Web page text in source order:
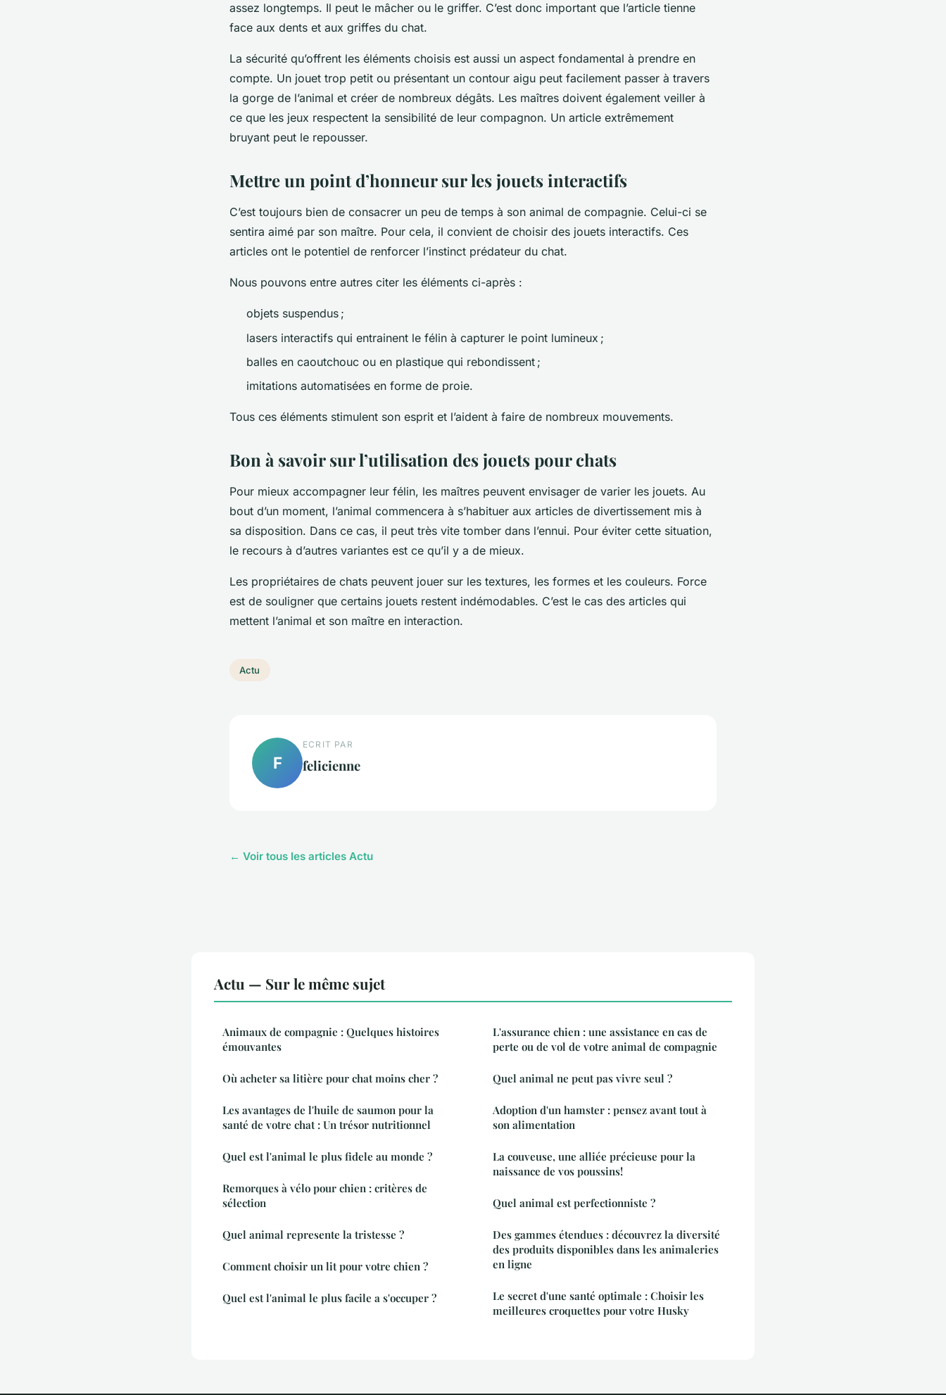
assez longtemps. Il peut le mâcher ou le griffer. C’est donc important que l’article tienne
face aux dents et aux griffes du chat.
La sécurité qu’offrent les éléments choisis est aussi un aspect fondamental à prendre en
compte. Un jouet trop petit ou présentant un contour aigu peut facilement passer à travers
la gorge de l’animal et créer de nombreux dégâts. Les maîtres doivent également veiller à
ce que les jeux respectent la sensibilité de leur compagnon. Un article extrêmement
bruyant peut le repousser.
Mettre un point d’honneur sur les jouets interactifs
C’est toujours bien de consacrer un peu de temps à son animal de compagnie. Celui-ci se
sentira aimé par son maître. Pour cela, il convient de choisir des jouets interactifs. Ces
articles ont le potentiel de renforcer l’instinct prédateur du chat.
Nous pouvons entre autres citer les éléments ci-après :
objets suspendus ;
lasers interactifs qui entrainent le félin à capturer le point lumineux ;
balles en caoutchouc ou en plastique qui rebondissent ;
imitations automatisées en forme de proie.
Tous ces éléments stimulent son esprit et l’aident à faire de nombreux mouvements.
Bon à savoir sur l’utilisation des jouets pour chats
Pour mieux accompagner leur félin, les maîtres peuvent envisager de varier les jouets. Au
bout d’un moment, l’animal commencera à s’habituer aux articles de divertissement mis à
sa disposition. Dans ce cas, il peut très vite tomber dans l’ennui. Pour éviter cette situation,
le recours à d’autres variantes est ce qu’il y a de mieux.
Les propriétaires de chats peuvent jouer sur les textures, les formes et les couleurs. Force
est de souligner que certains jouets restent indémodables. C’est le cas des articles qui
mettent l’animal et son maître en interaction.
Actu
F
ECRIT PAR
felicienne
← Voir tous les articles Actu
Actu — Sur le même sujet
Animaux de compagnie : Quelques histoires
émouvantes
Où acheter sa litière pour chat moins cher ?
Les avantages de l'huile de saumon pour la
santé de votre chat : Un trésor nutritionnel
Quel est l'animal le plus fidele au monde ?
Remorques à vélo pour chien : critères de
sélection
Quel animal represente la tristesse ?
Comment choisir un lit pour votre chien ?
Quel est l'animal le plus facile a s'occuper ?
L'assurance chien : une assistance en cas de
perte ou de vol de votre animal de compagnie
Quel animal ne peut pas vivre seul ?
Adoption d'un hamster : pensez avant tout à
son alimentation
La couveuse, une alliée précieuse pour la
naissance de vos poussins!
Quel animal est perfectionniste ?
Des gammes étendues : découvrez la diversité
des produits disponibles dans les animaleries
en ligne
Le secret d'une santé optimale : Choisir les
meilleures croquettes pour votre Husky